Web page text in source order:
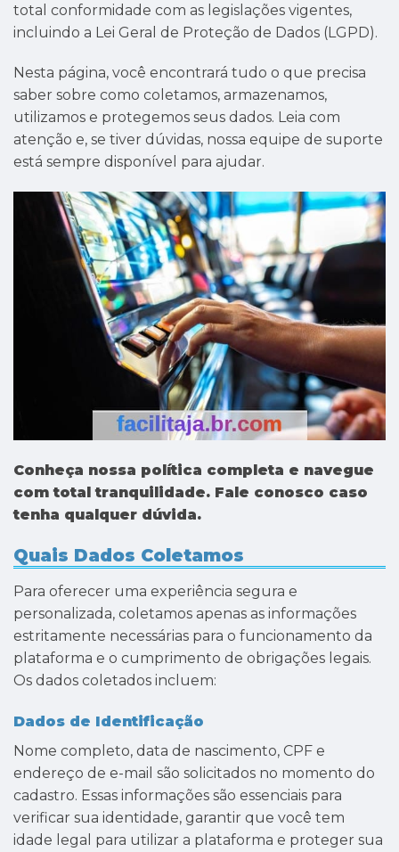
total conformidade com as legislações vigentes,
incluindo a Lei Geral de Proteção de Dados (LGPD).
Nesta página, você encontrará tudo o que precisa
saber sobre como coletamos, armazenamos,
utilizamos e protegemos seus dados. Leia com
atenção e, se tiver dúvidas, nossa equipe de suporte
está sempre disponível para ajudar.
Conheça nossa política completa e navegue
com total tranquilidade. Fale conosco caso
tenha qualquer dúvida.
Quais Dados Coletamos
Para oferecer uma experiência segura e
personalizada, coletamos apenas as informações
estritamente necessárias para o funcionamento da
plataforma e o cumprimento de obrigações legais.
Os dados coletados incluem:
Dados de Identificação
Nome completo, data de nascimento, CPF e
endereço de e-mail são solicitados no momento do
cadastro. Essas informações são essenciais para
verificar sua identidade, garantir que você tem
idade legal para utilizar a plataforma e proteger sua